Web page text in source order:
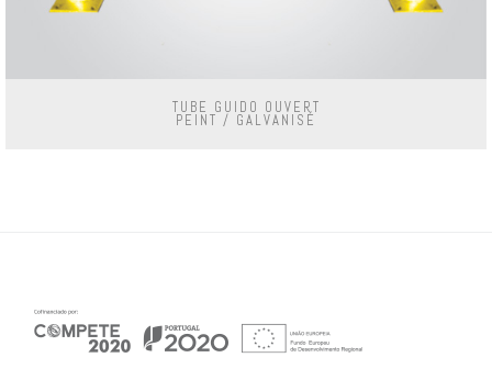
TUBE GUIDO OUVERT
PEINT / GALVANISÉ